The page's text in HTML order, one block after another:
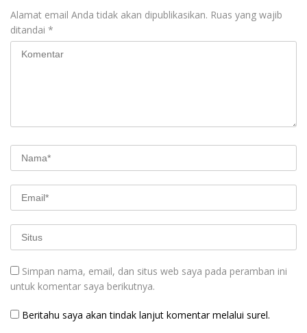
Alamat email Anda tidak akan dipublikasikan. Ruas yang wajib
ditandai *
Simpan nama, email, dan situs web saya pada peramban ini
untuk komentar saya berikutnya.
Beritahu saya akan tindak lanjut komentar melalui surel.